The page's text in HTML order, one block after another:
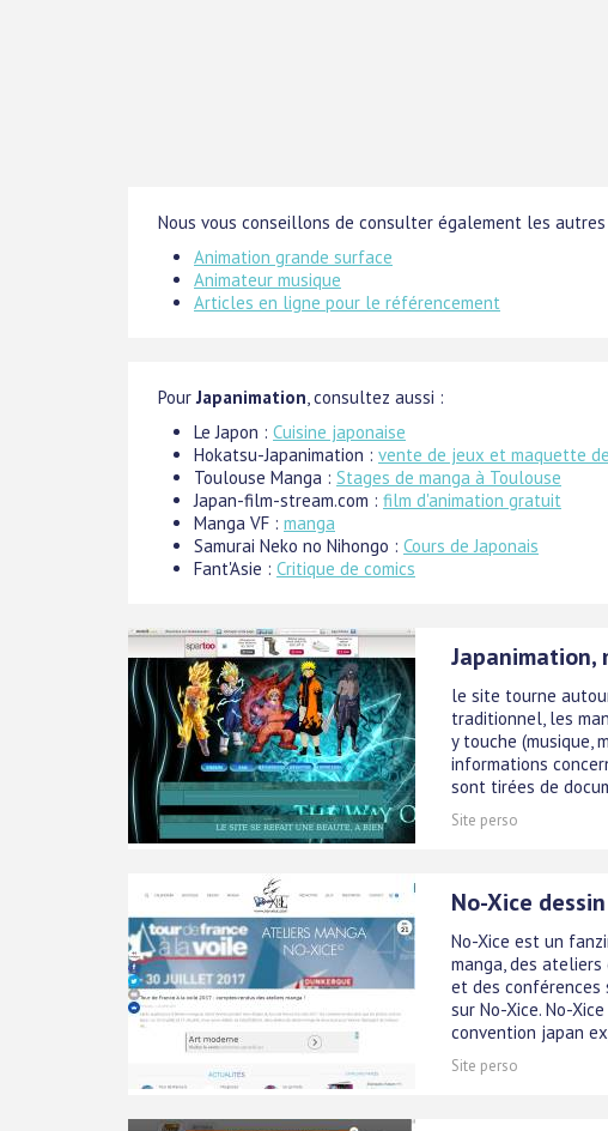
Nous vous conseillons de consulter également les
Animation grande surface
Animateur musique
Articles en ligne pour le référencement
PourJapanimation, consultez aussi :
Le Japon : Cuisine japonaise
Hokatsu-Japanimation : vente de jeux et maquette
Toulouse Manga : Stages de manga à Toulouse
Japan-film-stream.com : film d'animation gratuit
Manga VF : manga
Samurai Neko no Nihongo : Cours de Japonais
Fant'Asie : Critique de comics
Japanimation,
le site tourne
traditionnel, les
y touche (musique,
informations
sont tirées de
Site perso
No-Xice
No-Xice est un
manga, des
et des conférences
sur No-Xice. No-
convention japan
Site perso